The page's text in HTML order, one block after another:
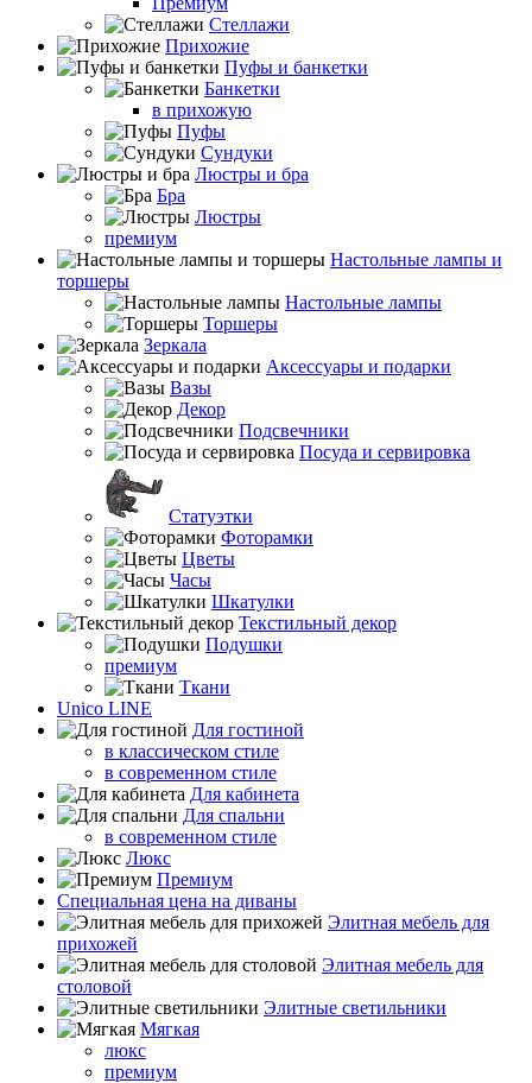
Стеллажи
Прихожие
Пуфы и банкетки
Банкетки
в прихожую
Пуфы
Сундуки
Люстры и бра
Бра
Люстры
премиум
Настольные лампы и
торшеры
Настольные лампы
Торшеры
Зеркала
Аксессуары и подарки
Вазы
Декор
Подсвечники
Посуда и сервировка
Статуэтки
Фоторамки
Цветы
Часы
Шкатулки
Текстильный декор
Подушки
премиум
Ткани
Unico LINE
Для гостиной
в классическом стиле
в современном стиле
Для кабинета
Для спальни
в современном стиле
Люкс
Премиум
Специальная цена на диваны
Элитная мебель для
прихожей
Элитная мебель для
столовой
Элитные светильники
Мягкая
люкс
премиум